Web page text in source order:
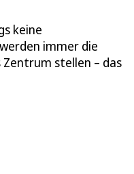
keine
immer die
stellen – das